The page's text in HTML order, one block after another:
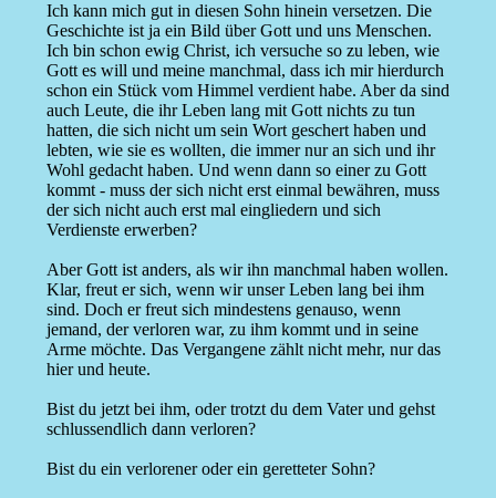
Ich kann mich gut in diesen Sohn hinein versetzen. Die
Geschichte ist ja ein Bild über Gott und uns Menschen.
Ich bin schon ewig Christ, ich versuche so zu leben, wie
Gott es will und meine manchmal, dass ich mir hierdurch
schon ein Stück vom Himmel verdient habe. Aber da sind
auch Leute, die ihr Leben lang mit Gott nichts zu tun
hatten, die sich nicht um sein Wort geschert haben und
lebten, wie sie es wollten, die immer nur an sich und ihr
Wohl gedacht haben. Und wenn dann so einer zu Gott
kommt - muss der sich nicht erst einmal bewähren, muss
der sich nicht auch erst mal eingliedern und sich
Verdienste erwerben?
Aber Gott ist anders, als wir ihn manchmal haben wollen.
Klar, freut er sich, wenn wir unser Leben lang bei ihm
sind. Doch er freut sich mindestens genauso, wenn
jemand, der verloren war, zu ihm kommt und in seine
Arme möchte. Das Vergangene zählt nicht mehr, nur das
hier und heute.
Bist du jetzt bei ihm, oder trotzt du dem Vater und gehst
schlussendlich dann verloren?
Bist du ein verlorener oder ein geretteter Sohn?